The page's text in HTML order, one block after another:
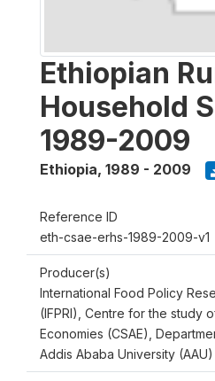
Ethiopian
Household
1989-2009
Ethiopia, 1989 - 2009
Reference ID
eth-csae-erhs-1989-2009-v1
Producer(s)
International Food Policy
(IFPRI), Centre for the study
Economies (CSAE),
Addis Ababa University (AAU)